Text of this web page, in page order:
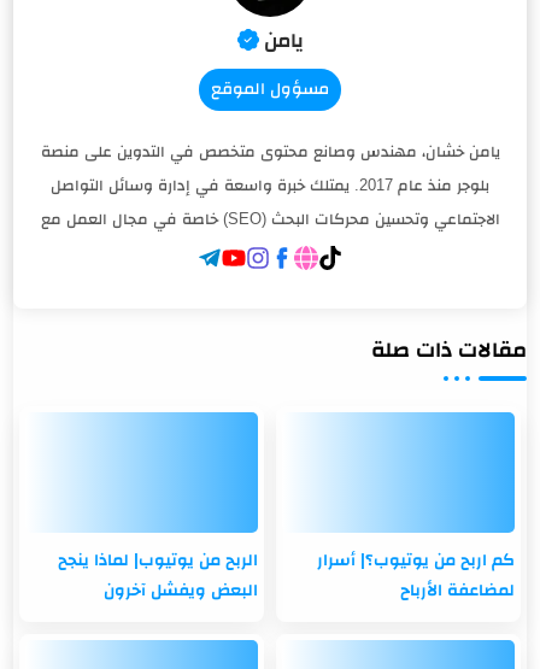
مسؤول الموقع
يامن خشان، مهندس وصانع محتوى متخصص في التدوين على منصة
بلوجر منذ عام 2017. يمتلك خبرة واسعة في إدارة وسائل التواصل
الاجتماعي وتحسين محركات البحث (SEO) خاصة في مجال العمل مع
المنظمات غير الربحية. أنشأ أكثر من 6 مدونات نشطة، وتجاوز عدد
مقالات ذات صلة
كم اربح من يوتيوب؟| أسرار
لمضاعفة الأرباح
الربح من يوتيوب| لماذا ينجح
البعض ويفشل آخرون